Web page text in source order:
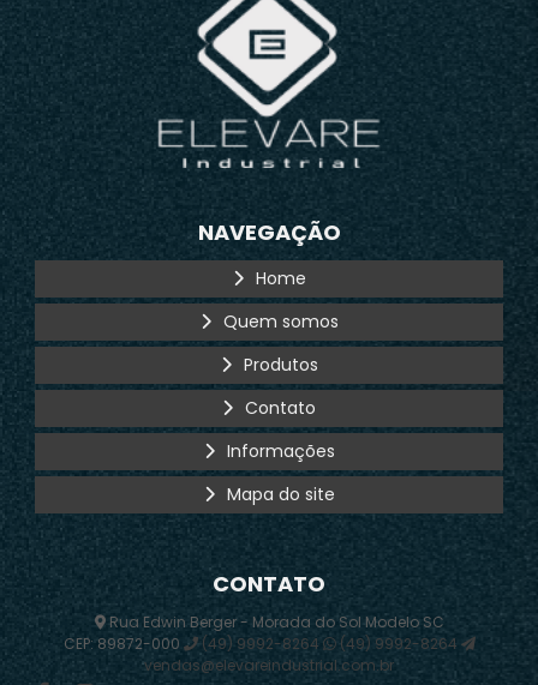
NAVEGAÇÃO
Home
Quem somos
Produtos
Contato
Informações
Mapa do site
CONTATO
Rua Edwin Berger - Morada do Sol Modelo SC
CEP: 89872-000
(49) 9992-8264
(49) 9992-8264
vendas@elevareindustrial.com.br